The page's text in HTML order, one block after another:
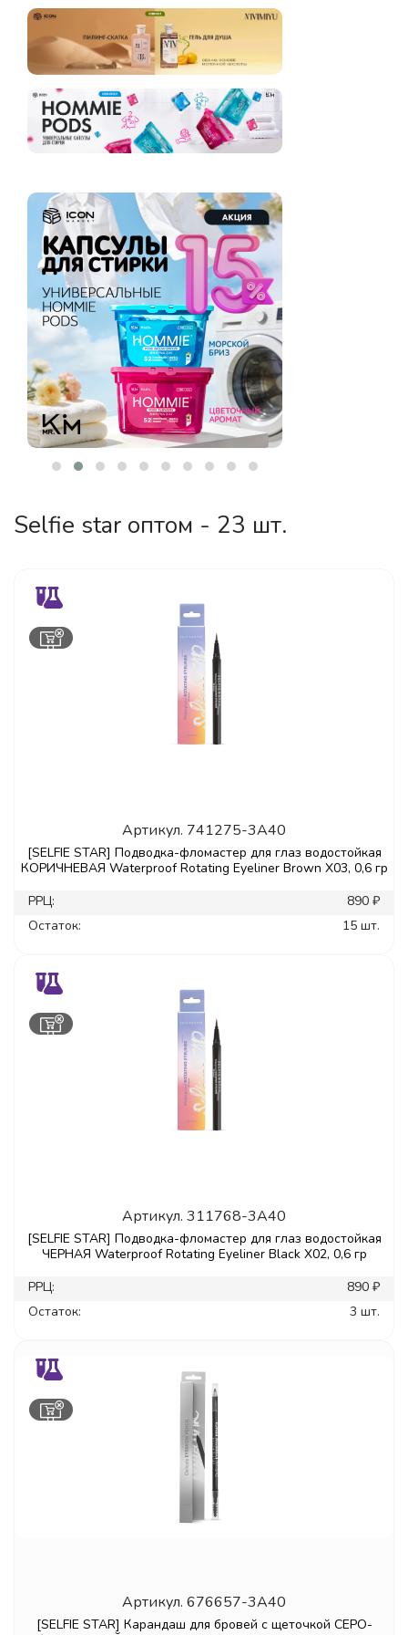
Selfie star оптом - 23 шт.
Артикул. 741275-3A40
[SELFIE STAR] Подводка-фломастер для глаз водостойкая
КОРИЧНЕВАЯ Waterproof Rotating Eyeliner Brown X03, 0,6 гр
РРЦ:
890 ₽
Остаток:
15 шт.
Артикул. 311768-3A40
[SELFIE STAR] Подводка-фломастер для глаз водостойкая
ЧЕРНАЯ Waterproof Rotating Eyeliner Black X02, 0,6 гр
РРЦ:
890 ₽
Остаток:
3 шт.
Артикул. 676657-3A40
[SELFIE STAR] Карандаш для бровей с щеточкой СЕРО-